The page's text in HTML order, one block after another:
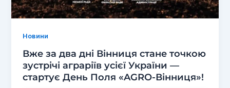
Новини
Вже за два дні Вінниця стане точкою
зустрічі аграріїв усієї України —
стартує День Поля «AGRO-Вінниця»!